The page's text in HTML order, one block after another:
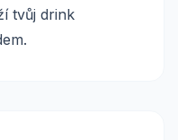
tvůj drink